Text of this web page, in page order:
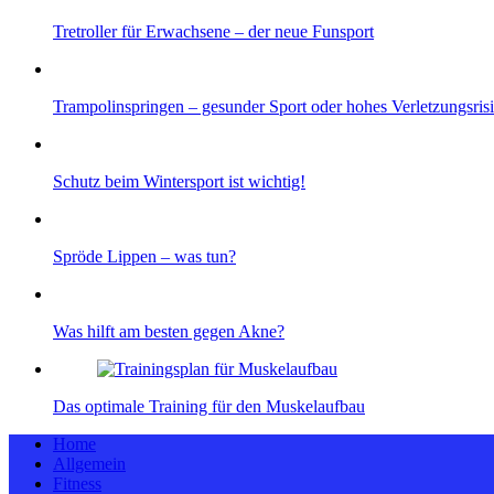
Tretroller für Erwachsene – der neue Funsport
Trampolinspringen – gesunder Sport oder hohes
Schutz beim Wintersport ist wichtig!
Spröde Lippen – was tun?
Was hilft am besten gegen Akne?
Das optimale Training für den Muskelaufbau
Home
Allgemein
Fitness